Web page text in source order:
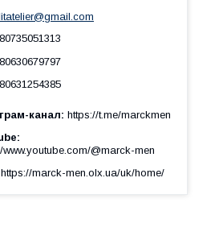
канал https://t.me/marckmen
www.youtube.com/@marck-men
https://marck-men.olx.ua/uk/home/